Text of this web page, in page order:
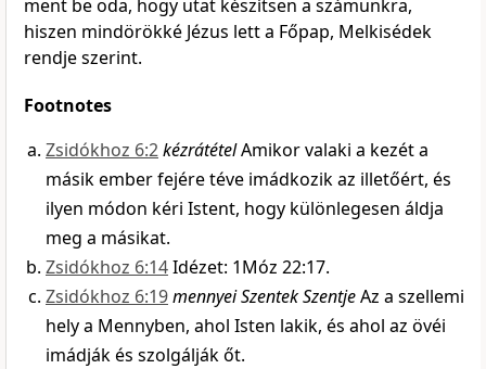
ment be oda, hogy utat készítsen a számunkra,
hiszen mindörökké Jézus lett a Főpap, Melkisédek
rendje szerint.
Footnotes
Zsidókhoz 6:2kézrátételAmikor valaki a kezét a
másik ember fejére téve imádkozik az illetőért, és
ilyen módon kéri Istent, hogy különlegesen áldja
meg a másikat.
Zsidókhoz 6:14Idézet: 1Móz 22:17.
Zsidókhoz 6:19mennyei Szentek SzentjeAz a szellemi
hely a Mennyben, ahol Isten lakik, és ahol az övéi
imádják és szolgálják őt.